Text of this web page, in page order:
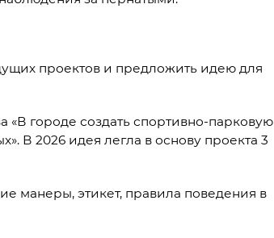
проектов и предложить идею для
городе создать спортивно-парковую
В 2026 идея легла в основу проекта 3
манеры, этикет, правила поведения в